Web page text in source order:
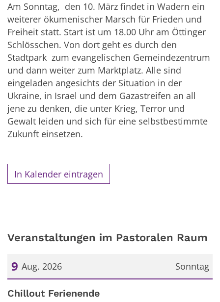
Am Sonntag, den 10. März findet in Wadern ein
weiterer ökumenischer Marsch für Frieden und
Freiheit statt. Start ist um 18.00 Uhr am Öttinger
Schlösschen. Von dort geht es durch den
Stadtpark zum evangelischen Gemeindezentrum
und dann weiter zum Marktplatz. Alle sind
eingeladen angesichts der Situation in der
Ukraine, in Israel und dem Gazastreifen an all
jene zu denken, die unter Krieg, Terror und
Gewalt leiden und sich für eine selbstbestimmte
Zukunft einsetzen.
In Kalender eintragen
Veranstaltungen im Pastoralen Raum
Sonntag
9 Aug. 2026
Datum: 9. August 2026
Chillout Ferienende